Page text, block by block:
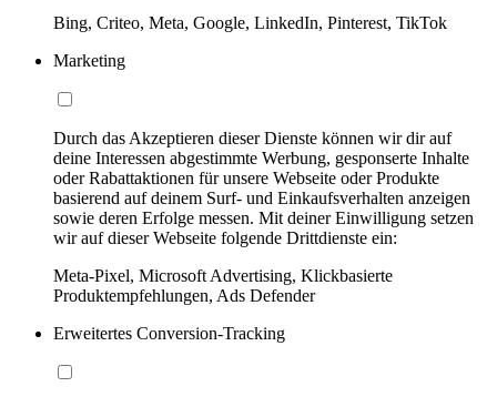
Bing, Criteo, Meta, Google, LinkedIn, Pinterest, TikTok
Marketing
Durch das Akzeptieren dieser Dienste können wir dir auf
deine Interessen abgestimmte Werbung, gesponserte Inhalte
oder Rabattaktionen für unsere Webseite oder Produkte
basierend auf deinem Surf- und Einkaufsverhalten anzeigen
sowie deren Erfolge messen. Mit deiner Einwilligung setzen
wir auf dieser Webseite folgende Drittdienste ein:
Meta-Pixel, Microsoft Advertising, Klickbasierte
Produktempfehlungen, Ads Defender
Erweitertes Conversion-Tracking